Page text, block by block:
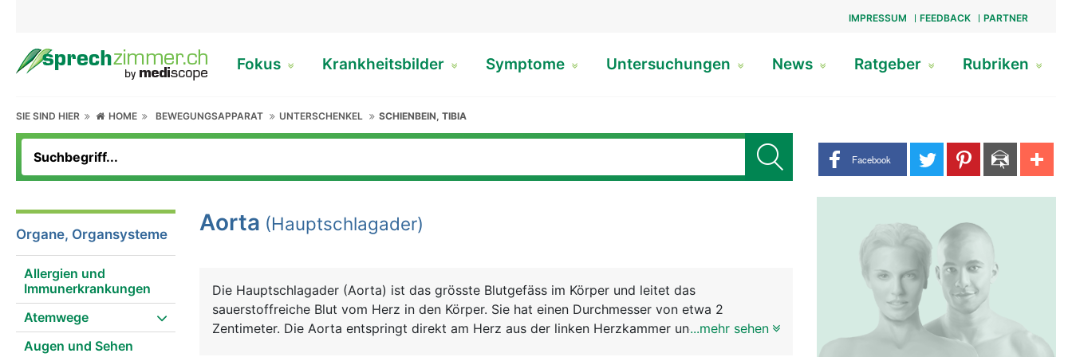
IMPRESSUM FEEDBACK PARTNER
Fokus Krankheitsbilder Symptome Untersuchungen News Ratgeber Rubriken
SIE SIND HIER HOME BEWEGUNGSAPPARAT UNTERSCHENKEL SCHIENBEIN, TIBIA
Share buttons
Facebook
Organe, Organsysteme
Allergien und
Immunerkrankungen
Atemwege
Augen und Sehen
Aorta (Hauptschlagader)
Die Hauptschlagader (Aorta) ist das grösste Blutgefäss im Körper und leitet das
sauerstoffreiche Blut vom Herz in den Körper. Sie hat einen Durchmesser von etwa 2
Zentimeter. Die Aorta entspringt direkt am Herz aus der linken Herzkammer und verläuft
...mehr sehen